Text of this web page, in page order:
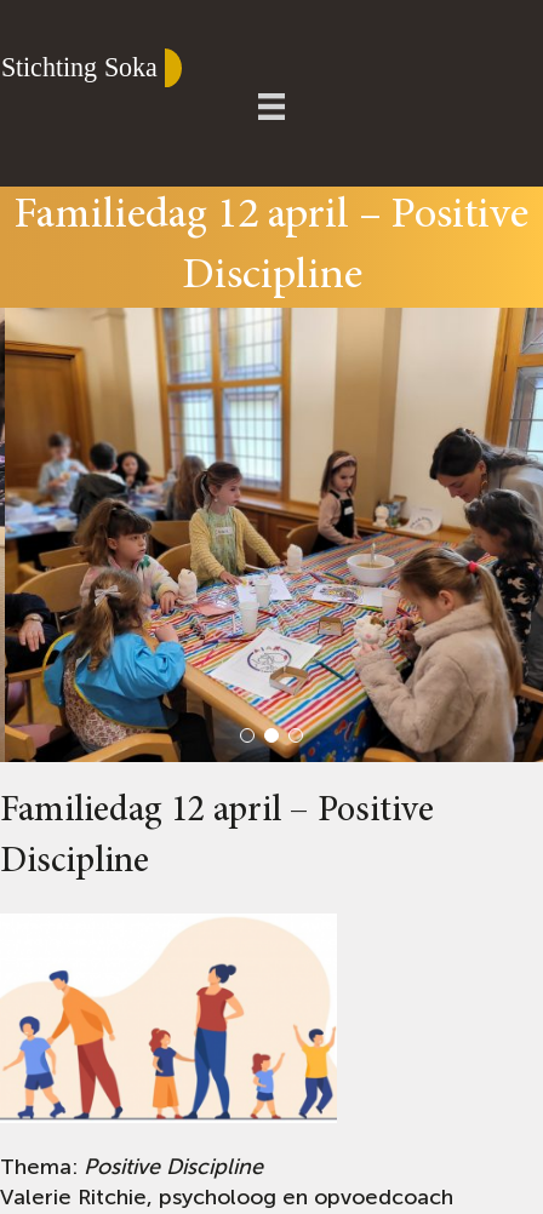
Familiedag 12 april – Positive
Discipline
Familiedag 12 april – Positive
Discipline
Thema: Positive Discipline
Valerie Ritchie, psycholoog en opvoedcoach